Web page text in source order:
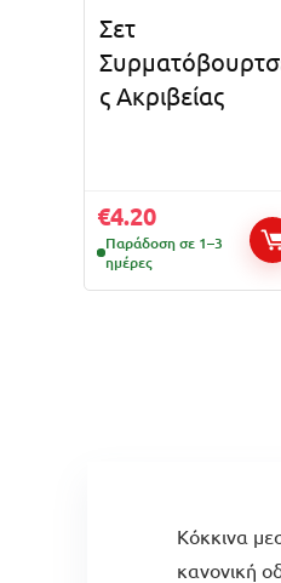
Σετ
ς Ακριβείας
€4.20
Παράδοση σε 1–3
ημέρες
Κόκκινα
κανονική